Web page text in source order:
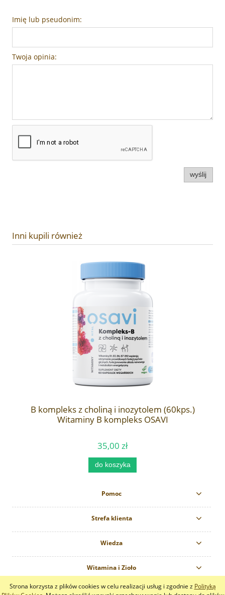
Strona korzysta z plików cookies w celu realizacji usług i zgodnie z Polityką
Imię lub pseudonim:
Twoja opinia:
wyślij
Inni kupili również
B kompleks z choliną i inozytolem (60kps.)
Witaminy B kompleks OSAVI
35,00 zł
do koszyka
Pomoc
Strefa klienta
Wiedza
Witamina i Zioło